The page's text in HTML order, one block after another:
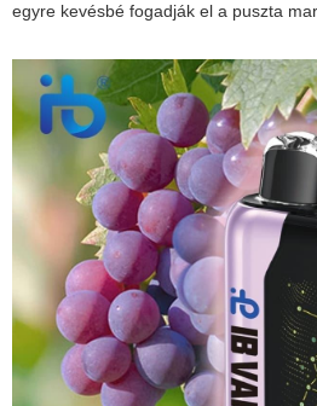
egyre kevésbé fogadják el a puszta